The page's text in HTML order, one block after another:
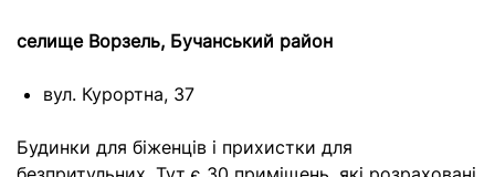
селище Ворзель, Бучанський район
вул. Курортна, 37
Будинки для біженців і прихистки для